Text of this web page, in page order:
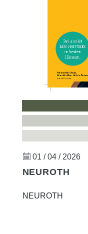
01 / 04 / 2026
NEUROTH
NEUROTH